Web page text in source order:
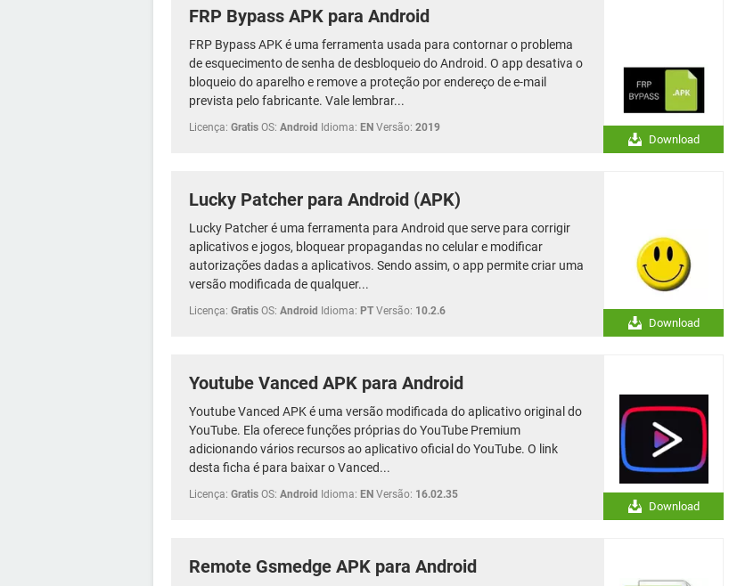
FRP Bypass APK para Android
FRP Bypass APK é uma ferramenta usada para contornar o problema
de esquecimento de senha de desbloqueio do Android. O app desativa o
bloqueio do aparelho e remove a proteção por endereço de e-mail
prevista pelo fabricante. Vale lembrar...
Licença: Gratis OS: Android Idioma: EN Versão: 2019
Download
Lucky Patcher para Android (APK)
Lucky Patcher é uma ferramenta para Android que serve para corrigir
aplicativos e jogos, bloquear propagandas no celular e modificar
autorizações dadas a aplicativos. Sendo assim, o app permite criar uma
versão modificada de qualquer...
Licença: Gratis OS: Android Idioma: PT Versão: 10.2.6
Download
Youtube Vanced APK para Android
Youtube Vanced APK é uma versão modificada do aplicativo original do
YouTube. Ela oferece funções próprias do YouTube Premium
adicionando vários recursos ao aplicativo oficial do YouTube. O link
desta ficha é para baixar o Vanced...
Licença: Gratis OS: Android Idioma: EN Versão: 16.02.35
Download
Remote Gsmedge APK para Android